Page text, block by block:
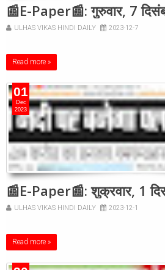
📰E-Paper📰: गुरुवार, 7
ULHAS VIKAS HINDI DAILY 2023-12-7
Read more »
01
Dec
2023
📰E-Paper📰: शुक्रवार, 1
ULHAS VIKAS HINDI DAILY 2023-12-1
Read more »